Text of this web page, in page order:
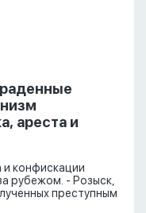
ареста и
и конфискации
рубежом. - Розыск,
преступным